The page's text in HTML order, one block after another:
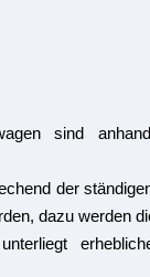
sind
der
dazu werden